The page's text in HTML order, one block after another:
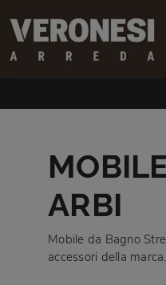
ARBI
Mobile da Bagno
accessori della marca.